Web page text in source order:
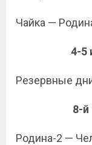
Чайка —
4-5
Резервные
8-й
Родина-2 —